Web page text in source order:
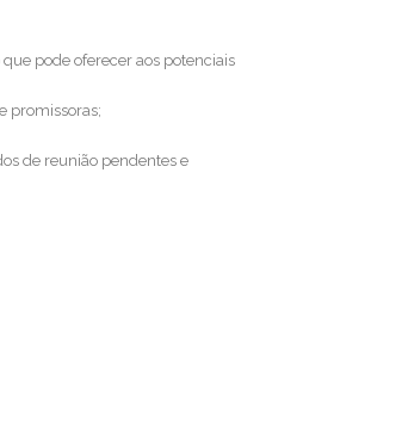
pode oferecer aos potenciais
promissoras;
de reunião pendentes e